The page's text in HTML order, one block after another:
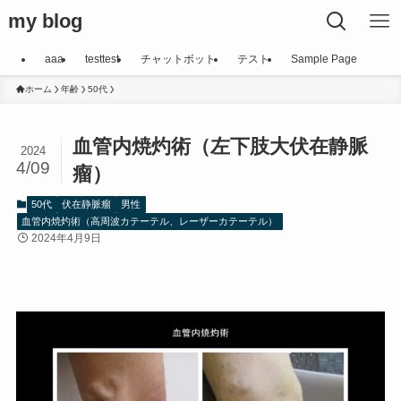
my blog
aaa testtest チャットボット テスト Sample Page
ホーム 年齢 50代
血管内焼灼術（左下肢大伏在静脈
瘤）
2024
4/09
50代 伏在静脈瘤
男性
血管内焼灼術（高周波カテーテル、レーザーカテーテル）
2024年4月9日